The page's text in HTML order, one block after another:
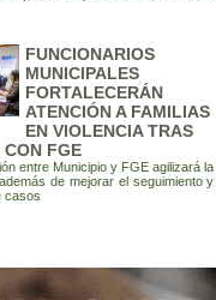
FUNCIONARIOS
MUNICIPALES
FORTALECERÁN
ATENCIÓN A FAMILIAS
EN VIOLENCIA TRAS
CON FGE
entre Municipio y FGE agilizará la
de mejorar el seguimiento y
casos